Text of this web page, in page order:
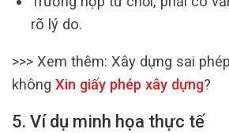
rõ lý do.
>>> Xem thêm: Xây dựng sai
không Xin giấy phép xây dựng?
5. Ví dụ minh họa thực tế